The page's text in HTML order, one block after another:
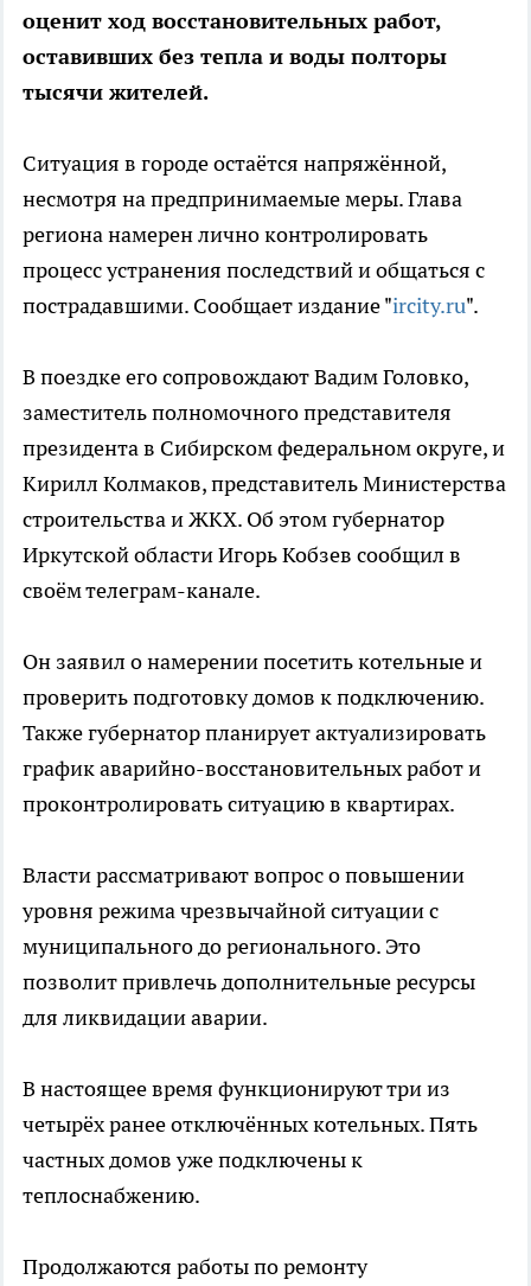
оценит ход восстановительных работ,
оставивших без тепла и воды полторы
тысячи жителей.
Ситуация в городе остаётся напряжённой,
несмотря на предпринимаемые меры. Глава
региона намерен лично контролировать
процесс устранения последствий и общаться с
пострадавшими. Сообщает издание "ircity.ru".
В поездке его сопровождают Вадим Головко,
заместитель полномочного представителя
президента в Сибирском федеральном округе, и
Кирилл Колмаков, представитель Министерства
строительства и ЖКХ. Об этом губернатор
Иркутской области Игорь Кобзев сообщил в
своём телеграм-канале.
Он заявил о намерении посетить котельные и
проверить подготовку домов к подключению.
Также губернатор планирует актуализировать
график аварийно-восстановительных работ и
проконтролировать ситуацию в квартирах.
Власти рассматривают вопрос о повышении
уровня режима чрезвычайной ситуации с
муниципального до регионального. Это
позволит привлечь дополнительные ресурсы
для ликвидации аварии.
В настоящее время функционируют три из
четырёх ранее отключённых котельных. Пять
частных домов уже подключены к
теплоснабжению.
Продолжаются работы по ремонту